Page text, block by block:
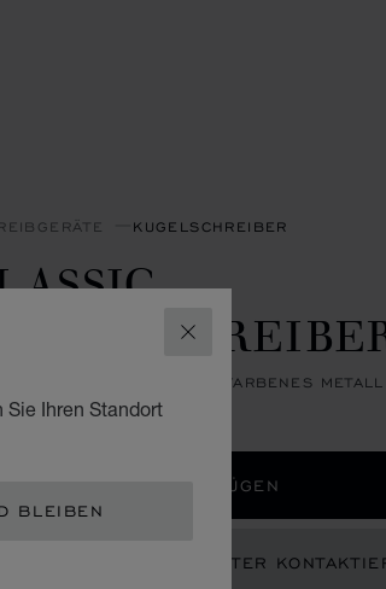
SCHLIESSEN
Ihren Standort
BLEIBEN
KUGELSCHREIBER
IN GRÜN – SILBERFARBENES METALL
WARENKORB HINZUFÜGEN
MARKENBOTSCHAFTER